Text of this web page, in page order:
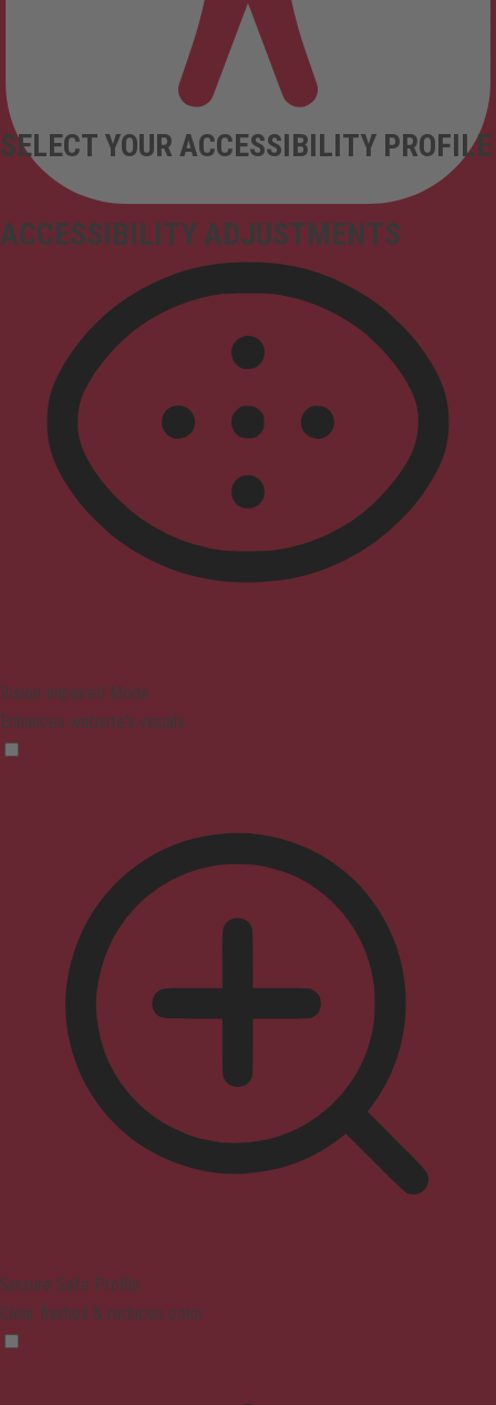
ACCESSIBILITY ADJUSTMENTS
SELECT YOUR ACCESSIBILITY PROFILE
Vision Impaired Mode
Enhances website's visuals
Seizure Safe Profile
Clear flashes & reduces color